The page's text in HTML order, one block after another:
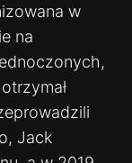
w
na
Jack